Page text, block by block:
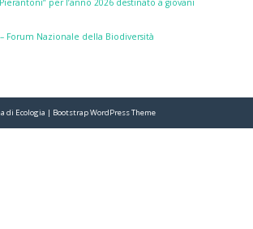
per l’anno 2026 destinato a giovani
– Forum Nazionale della Biodiversità
di Ecologia | Bootstrap WordPress Theme